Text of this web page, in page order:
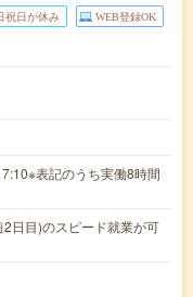
祝日が休み WEB登録OK
表記のうち実働8時間
日目)のスピード就業が可